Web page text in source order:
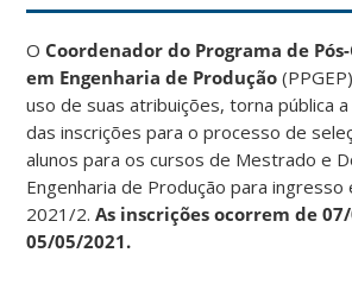
O Coordenador do Programa de
em Engenharia de Produção
uso de suas atribuições, torna pública
das inscrições para o processo de
alunos para os cursos de Mestrado e
Engenharia de Produção para ingresso
2021/2.As inscrições ocorrem de
05/05/2021.